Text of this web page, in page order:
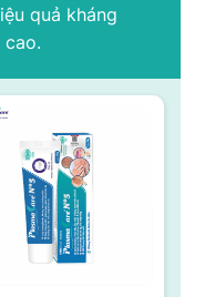
quả kháng